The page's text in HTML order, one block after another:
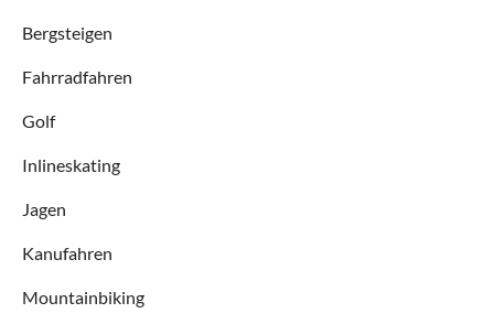
Bergsteigen
Fahrradfahren
Golf
Inlineskating
Jagen
Kanufahren
Mountainbiking